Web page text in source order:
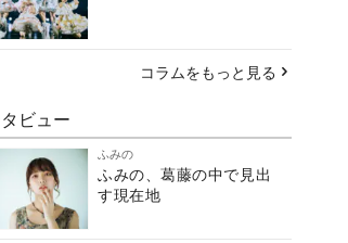
コラムをもっと見る
ビュー
ふみの
ふみの、葛藤の中で見出
す現在地